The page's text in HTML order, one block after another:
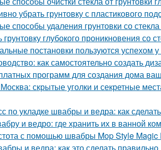
убрать грунтовку с пластикового
способы удаления грунтовки со стекла
грунтовку глубокого проникновения
постановки пользуются успехом у
как самостоятельно создать
программ для создания дома
скрытые уголки и секретные
по укладке швабры и ведра: как
и ведро: где хранить их в ванной
с помощью швабры Mop Style Magic